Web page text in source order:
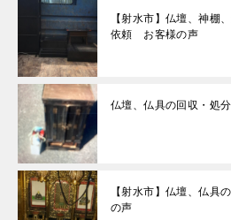
【射水市】仏壇、神棚
依頼 お客様の声
仏壇、仏具の回収・処
【射水市】仏壇、仏
の声